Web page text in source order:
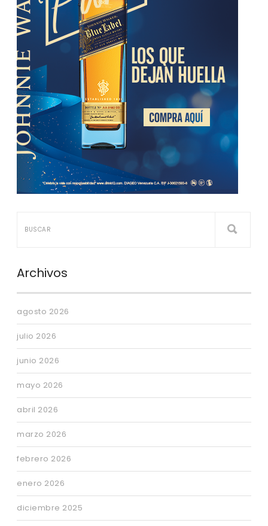
Archivos
agosto 2026
julio 2026
junio 2026
mayo 2026
abril 2026
marzo 2026
febrero 2026
enero 2026
diciembre 2025